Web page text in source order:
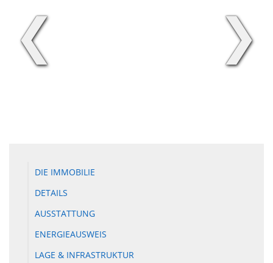
❮ ❯
DIE IMMOBILIE
DETAILS
AUSSTATTUNG
ENERGIEAUSWEIS
LAGE & INFRASTRUKTUR